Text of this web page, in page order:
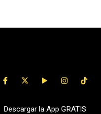
Descargar la App GRATIS